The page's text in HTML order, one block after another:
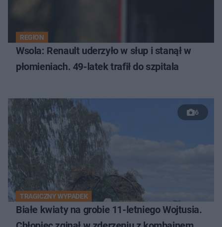
REGION
Wsola: Renault uderzyło w słup i stanął w
płomieniach. 49-latek trafił do szpitala
6
TRAGICZNY WYPADEK
Białe kwiaty na grobie 11-letniego Wojtusia.